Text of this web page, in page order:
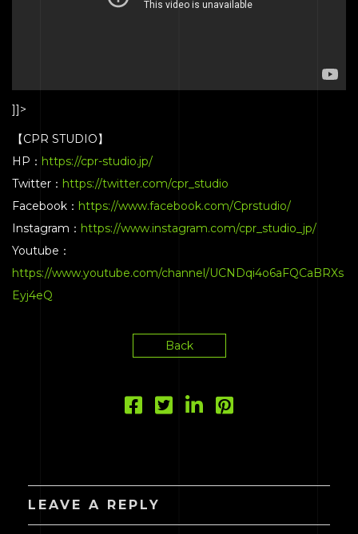
SERVICE
CONTACT
]]>
【CPR STUDIO】
HP： https://cpr-studio.jp/
Twitter： https://twitter.com/cpr_studio
Facebook： https://www.facebook.com/Cprstudio/
Instagram： https://www.instagram.com/cpr_studio_jp/
Youtube：
https://www.youtube.com/channel/UCNDqi4o6aFQCaBRXs
Eyj4eQ
Back
LEAVE A REPLY